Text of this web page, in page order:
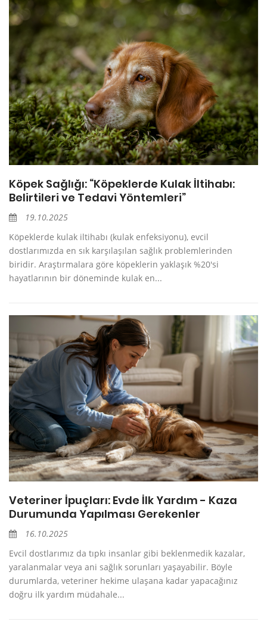
Köpek Sağlığı: “Köpeklerde Kulak İltihabı:
Belirtileri ve Tedavi Yöntemleri”
19.10.2025
Köpeklerde kulak iltihabı (kulak enfeksiyonu), evcil
dostlarımızda en sık karşılaşılan sağlık problemlerinden
biridir. Araştırmalara göre köpeklerin yaklaşık %20'si
hayatlarının bir döneminde kulak en...
Veteriner İpuçları: Evde İlk Yardım - Kaza
Durumunda Yapılması Gerekenler
16.10.2025
Evcil dostlarımız da tıpkı insanlar gibi beklenmedik kazalar,
yaralanmalar veya ani sağlık sorunları yaşayabilir. Böyle
durumlarda, veteriner hekime ulaşana kadar yapacağınız
doğru ilk yardım müdahale...